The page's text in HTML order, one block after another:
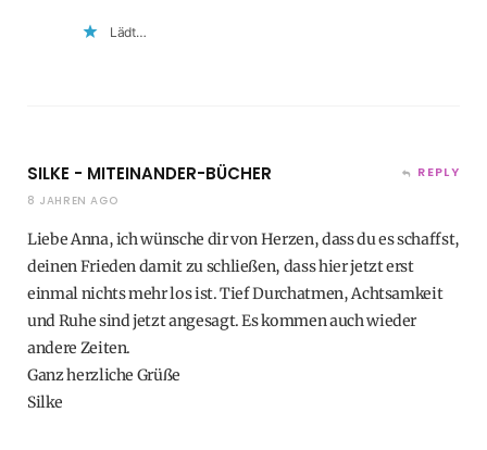
Lädt…
SILKE - MITEINANDER-BÜCHER
8 JAHREN AGO
REPLY
Liebe Anna, ich wünsche dir von Herzen, dass du es schaffst,
deinen Frieden damit zu schließen, dass hier jetzt erst
einmal nichts mehr los ist. Tief Durchatmen, Achtsamkeit
und Ruhe sind jetzt angesagt. Es kommen auch wieder
andere Zeiten.
Ganz herzliche Grüße
Silke